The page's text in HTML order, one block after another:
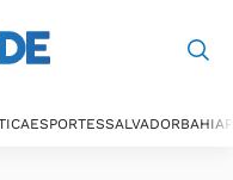
ESPORTESSALVADORBAHIA